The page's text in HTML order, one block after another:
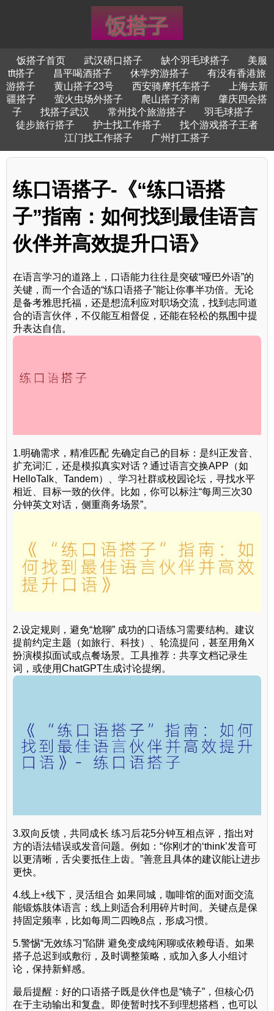
饭搭子首页 武汉硚口搭子 缺个羽毛球搭子
美服
tft搭子
昌平喝酒搭子 休学穷游搭子
有没有香港旅
游搭子
黄山搭子23号 西安骑摩托车搭子
上海去新
疆搭子
萤火虫场外搭子 爬山搭子济南
肇庆四会搭
子
找搭子武汉 常州找个旅游搭子
羽毛球搭子
徒步旅行搭子
护士找工作搭子
找个游戏搭子王者
江门找工作搭子
广州打工搭子
练口语搭子-《“练口语搭
子”指南：如何找到最佳语言
伙伴并高效提升口语》
在语言学习的道路上，口语能力往往是突破“哑巴外语”的
关键，而一个合适的“练口语搭子”能让你事半功倍。无论
是备考雅思托福，还是想流利应对职场交流，找到志同道
合的语言伙伴，不仅能互相督促，还能在轻松的氛围中提
升表达自信。
1.明确需求，精准匹配 先确定自己的目标：是纠正发音、
扩充词汇，还是模拟真实对话？通过语言交换APP（如
HelloTalk、Tandem）、学习社群或校园论坛，寻找水平
相近、目标一致的伙伴。比如，你可以标注“每周三次30
分钟英文对话，侧重商务场景”。
2.设定规则，避免“尬聊” 成功的口语练习需要结构。建议
提前约定主题（如旅行、科技）、轮流提问，甚至用角X
扮演模拟面试或点餐场景。工具推荐：共享文档记录生
词，或使用ChatGPT生成讨论提纲。
3.双向反馈，共同成长 练习后花5分钟互相点评，指出对
方的语法错误或发音问题。例如：“你刚才的‘think’发音可
以更清晰，舌尖要抵住上齿。”善意且具体的建议能让进步
更快。
4.线上+线下，灵活组合 如果同城，咖啡馆的面对面交流
能锻炼肢体语言；线上则适合利用碎片时间。关键点是保
持固定频率，比如每周二四晚8点，形成习惯。
5.警惕“无效练习”陷阱 避免变成纯闲聊或依赖母语。如果
搭子总迟到或敷衍，及时调整策略，或加入多人小组讨
论，保持新鲜感。
最后提醒：好的口语搭子既是伙伴也是“镜子”，但核心仍
在于主动输出和复盘。即使暂时找不到理想搭档，也可以